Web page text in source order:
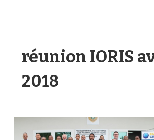
réunion IORIS
2018